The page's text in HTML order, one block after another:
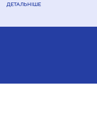
ДЕТАЛЬНІШЕ